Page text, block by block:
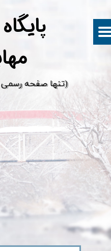
پ
​(تنها صفحه رسمی